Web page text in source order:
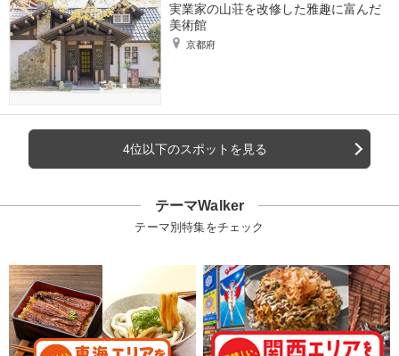
実業家の山荘を改修した雅趣に富んだ
美術館
京都府
4位以下のスポットを見る
テーマWalker
テーマ別特集をチェック